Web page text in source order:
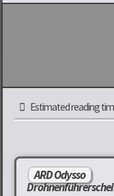
Estimated reading
ARD Odysso